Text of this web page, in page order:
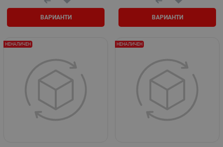
ВАРИАНТИ ВАРИАНТИ
НЕНАЛИЧЕН НЕНАЛИЧЕН